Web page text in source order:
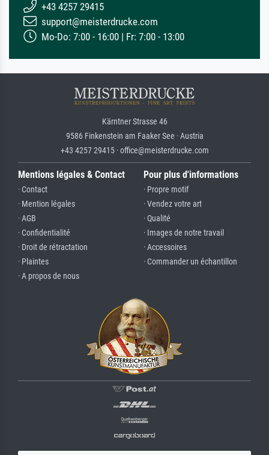
+43 4257 29415
support@meisterdrucke.com
Mo-Do: 7:00 - 16:00 | Fr: 7:00 - 13:00
Kärntner Strasse 46
9586 Finkenstein am Faaker See · Austria
+43 4257 29415 · office@meisterdrucke.com
Mentions légales & Contact
· Contact
· Mention légales
· AGB
· Confidentialité
· Droit de rétractation
· Plaintes
· A propos de nous
Pour plus d'informations
· Propre motif
· Vendez votre art
· Qualité
· Images de notre travail
· Accessoires
· Commander un échantillon